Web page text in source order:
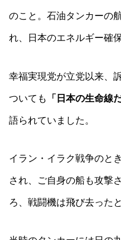
のこと。石油タンカーの
れ、日本のエネルギー確
幸福実現党が立党以来、
ついても 「日本の生命線
語られていました。
イラン・イラク戦争のと
され、ご自身の船も攻撃
ろ、戦闘機は飛び去った